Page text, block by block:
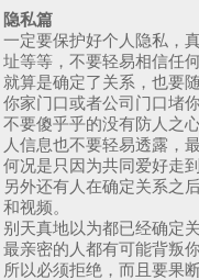
隐私篇
一定要保护好个人隐私，
址等等，不要轻易相信任
就算是确定了关系，也要
你家门口或者公司门口堵
不要傻乎乎的没有防人之
人信息也不要轻易透露，
何况是只因为共同爱好走
另外还有人在确定关系之
和视频。
别天真地以为都已经确定
最亲密的人都有可能背叛
所以必须拒绝，而且要果